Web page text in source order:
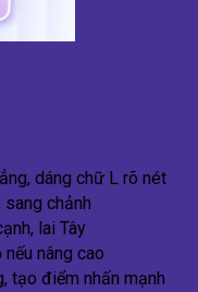
dáng chữ L rõ nét
chảnh
lai Tây
nếu nâng cao
tạo điểm nhấn mạnh